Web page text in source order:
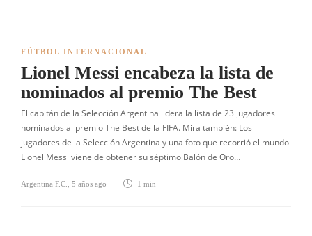
FÚTBOL INTERNACIONAL
Lionel Messi encabeza la lista de
nominados al premio The Best
El capitán de la Selección Argentina lidera la lista de 23 jugadores
nominados al premio The Best de la FIFA. Mira también: Los
jugadores de la Selección Argentina y una foto que recorrió el mundo
Lionel Messi viene de obtener su séptimo Balón de Oro…
Argentina F.C. 5 años ago 1 min